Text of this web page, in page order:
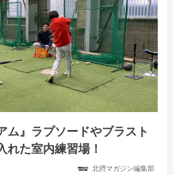
ム』ラプソードやブラスト
れた室内練習場！
北摂マガジン編集部